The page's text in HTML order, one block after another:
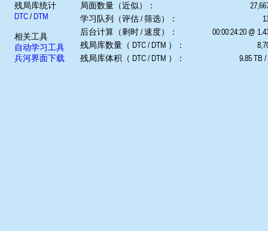
残局库统计
DTC/ DTM
相关工具
自动学习工具
兵河界面下载
局面数量（近似）：
学习队列（评估 / 筛选）：
后台计算（剩时 / 速度）：
00:00:24:20 @
残局库数量（ DTC / DTM ）：
残局库体积（ DTC / DTM ）：
9.85 TB